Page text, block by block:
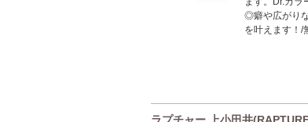
◎癖や広がり
を叶えます！/
ラプチャー 上小田井